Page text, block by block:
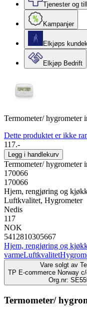
Tjenester og
Kampanjer
Elkjøps
Elkjøp Bedrift
Termometer/ hygrometer
Dette produktet er ikke
117.-
Legg i handlekurv
Termometer/ hygrometer
170066
170066
Hjem, rengjøring og
Luftkvalitet, Hygrometer
Nedis
117
NOK
5412810305667
Hjem, rengjøring og
varmeLuftkvalitet
Vare solgt av
TP E-commerce Norway
Org.nr:
Termometer/